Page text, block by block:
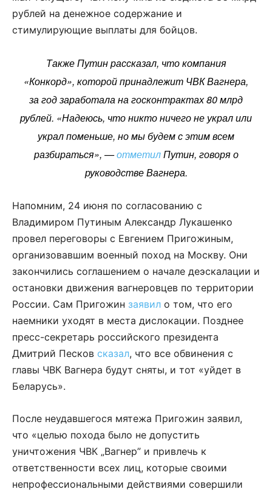
рублей на денежное содержание и
стимулирующие выплаты для бойцов.
Также Путин рассказал, что компания
«Конкорд», которой принадлежит ЧВК Вагнера,
за год заработала на госконтрактах 80 млрд
рублей. «Надеюсь, что никто ничего не украл или
украл поменьше, но мы будем с этим всем
разбираться», —отметилПутин, говоря о
руководстве Вагнера.
Напомним, 24 июня по согласованию с
Владимиром Путиным Александр Лукашенко
провел переговоры с Евгением Пригожиным,
организовавшим военный поход на Москву. Они
закончились соглашением о начале деэскалации и
остановки движения вагнеровцев по территории
России. Сам Пригожин заявил о том, что его
наемники уходят в места дислокации. Позднее
пресс-секретарь российского президента
Дмитрий Песков сказал, что все обвинения с
главы ЧВК Вагнера будут сняты, и тот «уйдет в
Беларусь».
После неудавшегося мятежа Пригожин заявил,
что «целью похода было не допустить
уничтожения ЧВК „Вагнер” и привлечь к
ответственности всех лиц, которые своими
непрофессиональными действиями совершили